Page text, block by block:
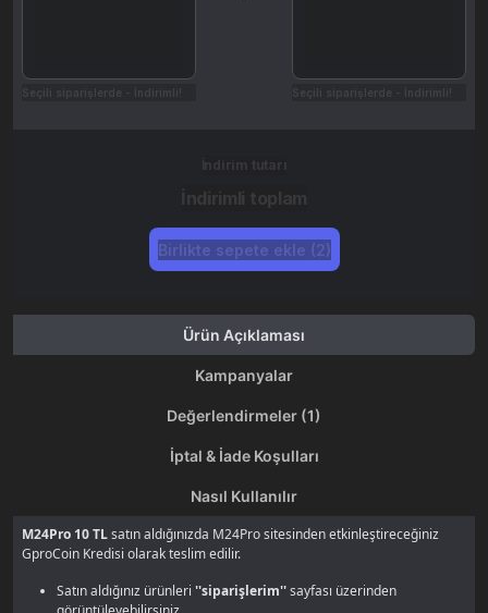
Ürün Açıklaması
Kampanyalar
Değerlendirmeler (1)
İptal & İade Koşulları
Nasıl Kullanılır
M24Pro 10 TLsatın aldığınızda M24Pro sitesinden etkinleştireceğiniz
GproCoin Kredisi olarak teslim edilir.
Satın aldığınız ürünleri ''siparişlerim''sayfası üzerinden